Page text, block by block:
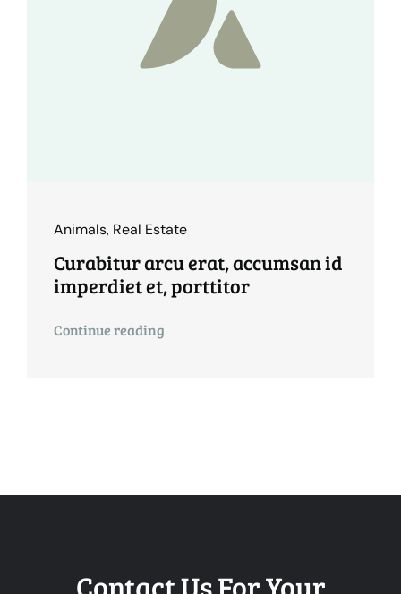
Animals, Real Estate
Curabitur arcu erat, accumsan id
imperdiet et, porttitor
Continue reading
Contact Us For Your